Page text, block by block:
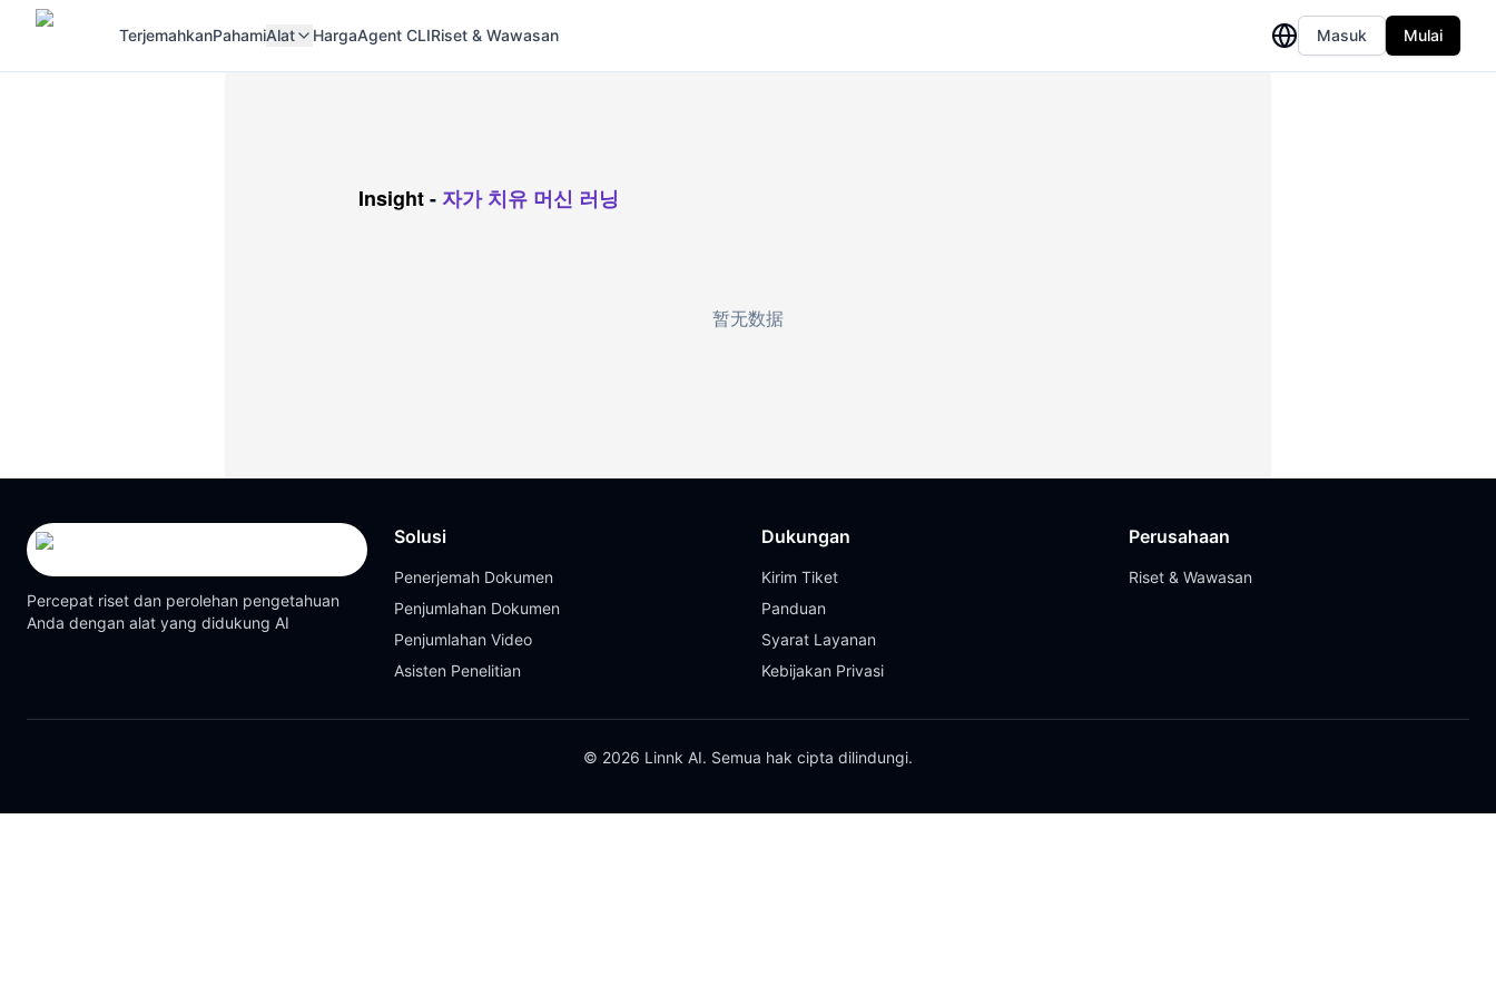
TerjemahkanPahamiAlat HargaAgent CLIRiset & Wawasan Masuk Mulai
Insight- 자가 치유 머신 러닝
暂无数据
Percepat riset dan perolehan pengetahuan
Anda dengan alat yang didukung AI
Solusi
Penerjemah Dokumen
Penjumlahan Dokumen
Penjumlahan Video
Asisten Penelitian
Dukungan
Kirim Tiket
Panduan
Syarat Layanan
Kebijakan Privasi
Perusahaan
Riset & Wawasan
© 2026 Linnk AI. Semua hak cipta dilindungi.